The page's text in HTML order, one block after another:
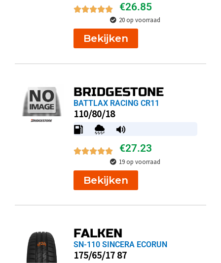
€26.85
20 op voorraad
Bekijken
BRIDGESTONE
BATTLAX RACING CR11
110/80/18
€27.23
19 op voorraad
Bekijken
FALKEN
SN-110 SINCERA ECORUN
175/65/17 87